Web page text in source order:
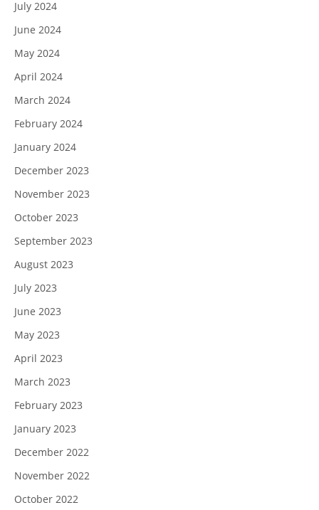
July 2024
June 2024
May 2024
April 2024
March 2024
February 2024
January 2024
December 2023
November 2023
October 2023
September 2023
August 2023
July 2023
June 2023
May 2023
April 2023
March 2023
February 2023
January 2023
December 2022
November 2022
October 2022